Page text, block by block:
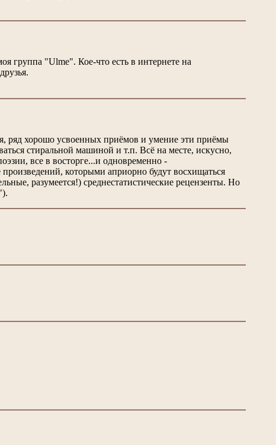
группа "Ulme". Кое-что есть в интернете на
ряд хорошо усвоенных приёмов и умение эти приёмы
стиральной машиной и т.п. Всё на месте, искусно,
все в восторге...и одновременно -
которыми априорно будут восхищаться
разумеется!) среднестатистические рецензенты. Но